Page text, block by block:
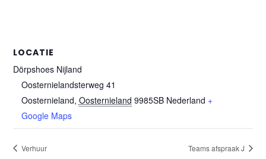
LOCATIE
Dörpshoes Nijland
Oosternielandsterweg 41
Oosternieland, Oosternieland 9985SB Nederland +
Google Maps
Verhuur Teams afspraak J